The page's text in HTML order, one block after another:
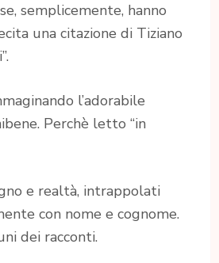
semplicemente, hanno
una citazione di Tiziano
l’adorabile
Perchè letto “in
e realtà, intrappolati
con nome e cognome.
dei racconti.